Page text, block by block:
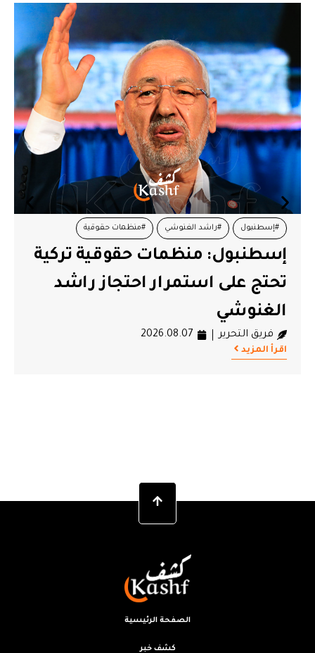
#إسطنبول #راشد الغنوشي #منظمات حقوقية
إسطنبول: منظمات حقوقية تركية
تحتج على استمرار احتجاز راشد
الغنوشي
فريق التحرير 2026.08.07
اقرأ المزيد
الصفحة الرئيسية
كشف خبر